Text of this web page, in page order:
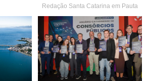
Redação Santa Catarina em Pauta